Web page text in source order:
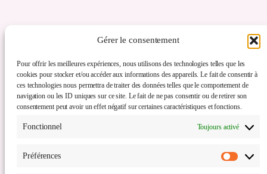
Gérer le consentement
Pour offrir les meilleures expériences, nous utilisons des technologies telles que les
cookies pour stocker et/ou accéder aux informations des appareils. Le fait de consentir à
ces technologies nous permettra de traiter des données telles que le comportement de
navigation ou les ID uniques sur ce site. Le fait de ne pas consentir ou de retirer son
consentement peut avoir un effet négatif sur certaines caractéristiques et fonctions.
Fonctionnel Toujours activé
Préférences
Comme un souffle de voyage
toutes la métropole lilloise, Haut-de-France,